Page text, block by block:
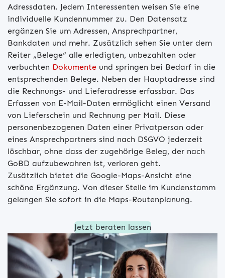
Adressdaten. Jedem Interessenten weisen Sie eine
individuelle Kundennummer zu. Den Datensatz
ergänzen Sie um Adressen, Ansprechpartner,
Bankdaten und mehr. Zusätzlich sehen Sie unter dem
Reiter „Belege“ alle erledigten, unbezahlten oder
verbuchten Dokumente und springen bei Bedarf in die
entsprechenden Belege. Neben der Hauptadresse sind
die Rechnungs- und Lieferadresse erfassbar. Das
Erfassen von E-Mail-Daten ermöglicht einen Versand
von Lieferschein und Rechnung per Mail. Diese
personenbezogenen Daten einer Privatperson oder
eines Ansprechpartners sind nach DSGVO jederzeit
löschbar, ohne dass der zugehörige Beleg, der nach
GoBD aufzubewahren ist, verloren geht.
Zusätzlich bietet die Google-Maps-Ansicht eine
schöne Ergänzung. Von dieser Stelle im Kundenstamm
gelangen Sie sofort in die Maps-Routenplanung.
Jetzt beraten lassen